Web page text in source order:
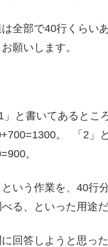
全部で40行くらいあ
願いします。
」と書いてあるとこ
。 「2」
。
という作業を、40行
べる、といった用途
回答しようと思っ